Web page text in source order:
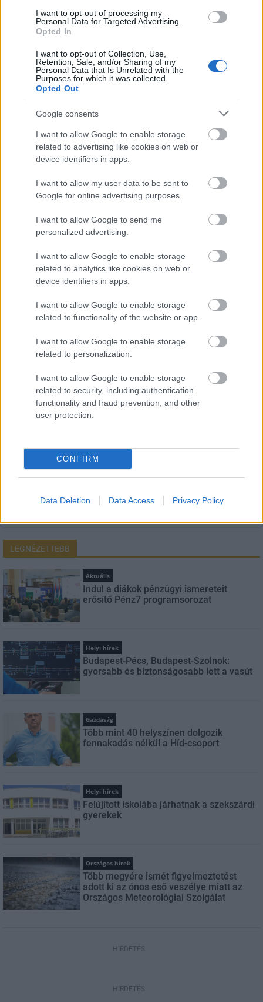
I want to opt-out of processing my
Personal Data for Targeted Advertising.
Opted In
I want to opt-out of Collection, Use,
Retention, Sale, and/or Sharing of my
Personal Data that Is Unrelated with the
Purposes for which it was collected.
Opted Out
Google consents
I want to allow Google to enable storage
related to advertising like cookies on web or
device identifiers in apps.
I want to allow my user data to be sent to
Google for online advertising purposes.
I want to allow Google to send me
personalized advertising.
I want to allow Google to enable storage
related to analytics like cookies on web or
device identifiers in apps.
I want to allow Google to enable storage
related to functionality of the website or app.
I want to allow Google to enable storage
related to personalization.
I want to allow Google to enable storage
related to security, including authentication
functionality and fraud prevention, and other
user protection.
CONFIRM
Data Deletion Data Access Privacy Policy
A projekt részeként megújulnak a területen található
műemlékek, köztük a különleges Műromok, valamint a közeli
Várkanyarban álló Nepomuki Szent János híd és szobor is.
M1 bővítés: már zajlik a teljesen új
Bicske Kelet csomópont építése
Új gyalogosátkelők és jelzőlámpás
csomópont épül Angyalföldön
Másfélszeresére bővítik
Hódmezővásárhely jó hírű református
iskoláját
Látványos építési szakasz indult be a
Flórián téri felüljárón
HÍRLEVÉL
Feliratkozom a hírlevélre és elfogadom az
szabályzatot!
FELIRATKOZÁS
LEGNÉZETTEBB
Aktuális
Indul a diákok pénzügyi ismereteit
erősítő Pénz7 programsorozat
Helyi hírek
Budapest-Pécs, Budapest-Szolnok:
gyorsabb és biztonságosabb lett a vasút
Gazdaság
Több mint 40 helyszínen dolgozik
fennakadás nélkül a Híd-csoport
Helyi hírek
Felújított iskolába járhatnak a szekszárdi
gyerekek
Országos hírek
Több megyére ismét figyelmeztetést
adott ki az ónos eső veszélye miatt az
Országos Meteorológiai Szolgálat
HIRDETÉS
HIRDETÉS